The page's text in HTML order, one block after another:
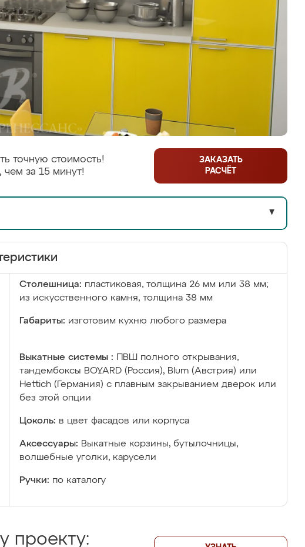
точную стоимость!
за 15 минут!
ЗАКАЗАТЬ
РАСЧЁТ
▼
Столешница: пластиковая, толщина 26 мм или 38 мм;
из искусственного камня, толщина 38 мм
Габариты: изготовим кухню любого размера
Выкатные системы :
ПВШ полного открывания,
тандембоксы BOYARD (Россия), Blum (Австрия) или
Hettich (Германия) с плавным закрыванием дверок или
без этой опции
Цоколь: в цвет фасадов или корпуса
Аксессуары: Выкатные корзины, бутылочницы,
волшебные уголки, карусели
Ручки: по каталогу
проекту: